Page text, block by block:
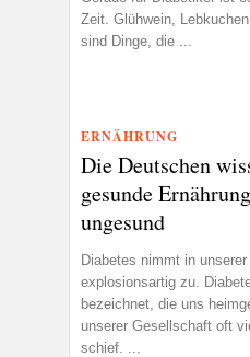
Zeit. Glühwein,
sind Dinge, die ...
ERNÄHRUNG
Die Deutschen
gesunde
ungesund
Diabetes nimmt in
explosionsartig zu.
bezeichnet, die uns
unserer Gesellschaft oft
schief. ...